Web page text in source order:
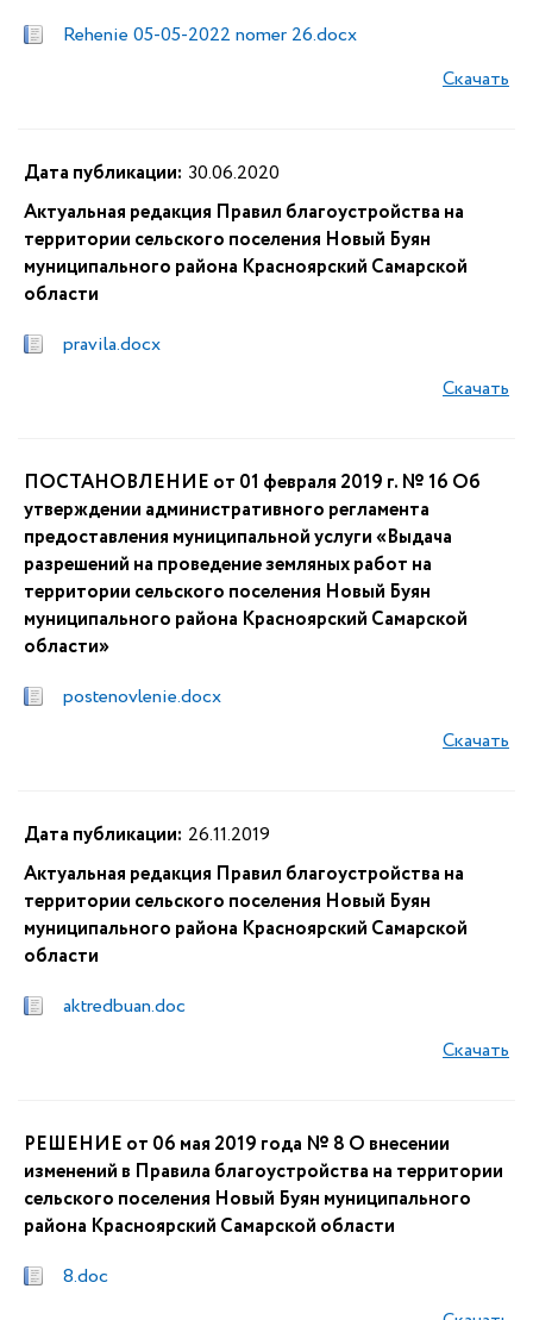
Rehenie 05-05-2022 nomer 26.docx
Скачать
Дата публикации: 30.06.2020
Актуальная редакция Правил благоустройства на
территории сельского поселения Новый Буян
муниципального района Красноярский Самарской
области
pravila.docx
Скачать
ПОСТАНОВЛЕНИЕ от 01 февраля 2019 г. № 16 Об
утверждении административного регламента
предоставления муниципальной услуги «Выдача
разрешений на проведение земляных работ на
территории сельского поселения Новый Буян
муниципального района Красноярский Самарской
области»
postenovlenie.docx
Скачать
Дата публикации: 26.11.2019
Актуальная редакция Правил благоустройства на
территории сельского поселения Новый Буян
муниципального района Красноярский Самарской
области
aktredbuan.doc
Скачать
РЕШЕНИЕ от 06 мая 2019 года № 8 О внесении
изменений в Правила благоустройства на территории
сельского поселения Новый Буян муниципального
района Красноярский Самарской области
8.doc